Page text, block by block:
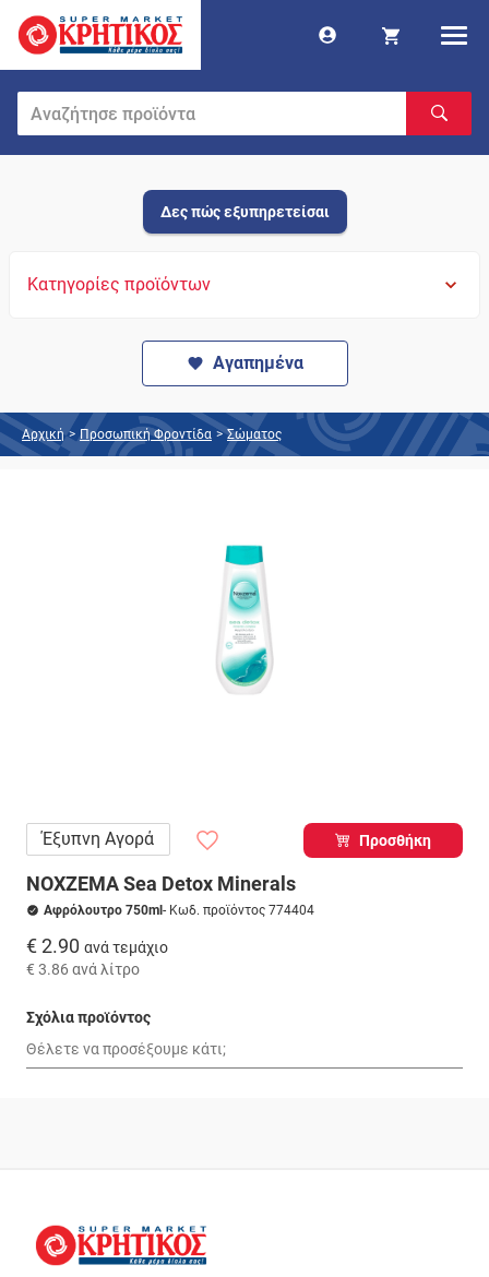
Δες πώς εξυπηρετείσαι
Κατηγορίες προϊόντων
Αγαπημένα
Αρχική > Προσωπική Φροντίδα > Σώματος
Έξυπνη Αγορά Προσθήκη
NOXZEMA Sea Detox Minerals
Αφρόλουτρο 750ml - Κωδ. προϊόντος 774404
€ 2.90 ανά τεμάχιο
€ 3.86 ανά λίτρο
Σχόλια προϊόντος